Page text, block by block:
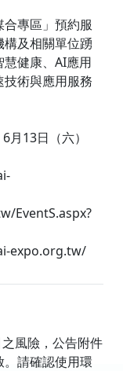
專區」預約服
及相關單位踴
健康、AI應用
術與應用服務
月13日（六）
EventS.aspx?
expo.org.tw/
風險，公告附件
請確認使用環